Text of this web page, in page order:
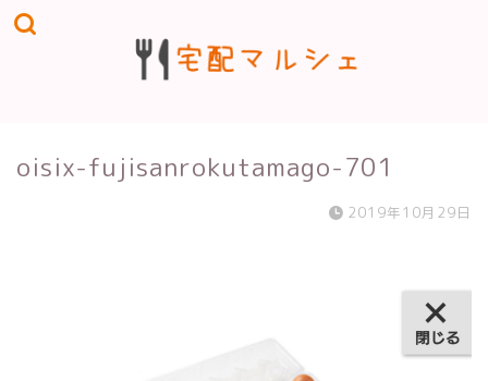
oisix-fujisanrokutamago-701
2019年10月29日